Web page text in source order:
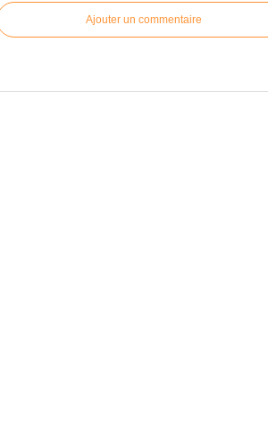
Ajouter un commentaire